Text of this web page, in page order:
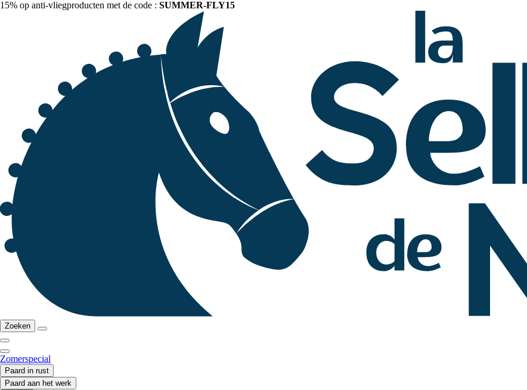
15% op anti-vliegproducten met de code : SUMMER-FLY15
Zoeken
Zomerspecial
Paard in rust
Paard aan het werk